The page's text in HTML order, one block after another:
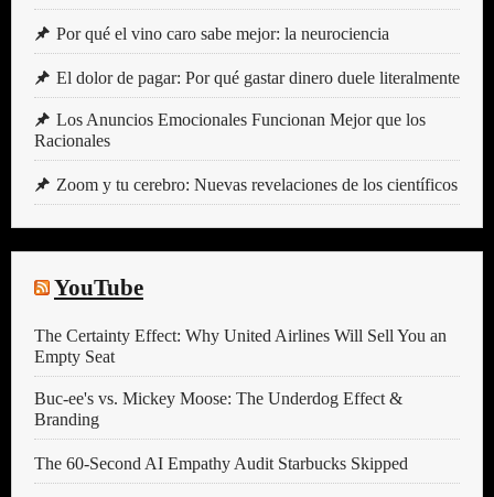
Por qué el vino caro sabe mejor: la neurociencia
El dolor de pagar: Por qué gastar dinero duele literalmente
Los Anuncios Emocionales Funcionan Mejor que los
Racionales
Zoom y tu cerebro: Nuevas revelaciones de los científicos
YouTube
The Certainty Effect: Why United Airlines Will Sell You an
Empty Seat
Buc-ee's vs. Mickey Moose: The Underdog Effect &
Branding
The 60-Second AI Empathy Audit Starbucks Skipped